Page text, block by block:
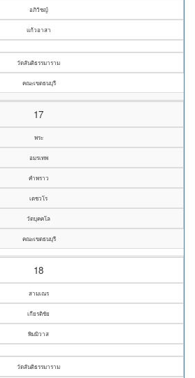
อภิวิชญ์
แก้วอาสา
วัดสันติธรรมาราม
คณะเขตธนบุรี
17
พระ
อมรเทพ
คำพราว
เตชวโร
วัดบุคคโล
คณะเขตธนบุรี
18
สามเณร
เกียรติชัย
พิมมิวาส
วัดสันติธรรมาราม